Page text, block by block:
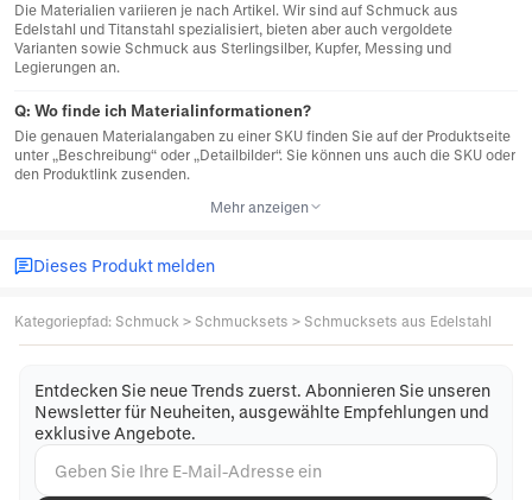
Die Materialien variieren je nach Artikel. Wir sind auf Schmuck aus
Edelstahl und Titanstahl spezialisiert, bieten aber auch vergoldete
Varianten sowie Schmuck aus Sterlingsilber, Kupfer, Messing und
Legierungen an.
Q: Wo finde ich Materialinformationen?
Die genauen Materialangaben zu einer SKU finden Sie auf der Produktseite
unter „Beschreibung“ oder „Detailbilder“. Sie können uns auch die SKU oder
den Produktlink zusenden.
Mehr anzeigen
Dieses Produkt melden
Kategoriepfad: Schmuck > Schmucksets > Schmucksets aus Edelstahl
Entdecken Sie neue Trends zuerst. Abonnieren Sie unseren
Newsletter für Neuheiten, ausgewählte Empfehlungen und
exklusive Angebote.